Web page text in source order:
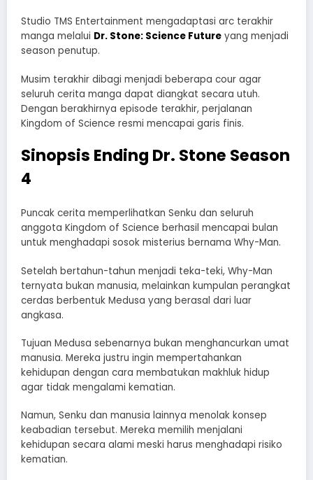
Studio TMS Entertainment mengadaptasi arc terakhir
manga melalui Dr. Stone: Science Future yang menjadi
season penutup.
Musim terakhir dibagi menjadi beberapa cour agar
seluruh cerita manga dapat diangkat secara utuh.
Dengan berakhirnya episode terakhir, perjalanan
Kingdom of Science resmi mencapai garis finis.
Sinopsis Ending Dr. Stone Season
4
Puncak cerita memperlihatkan Senku dan seluruh
anggota Kingdom of Science berhasil mencapai bulan
untuk menghadapi sosok misterius bernama Why-Man.
Setelah bertahun-tahun menjadi teka-teki, Why-Man
ternyata bukan manusia, melainkan kumpulan perangkat
cerdas berbentuk Medusa yang berasal dari luar
angkasa.
Tujuan Medusa sebenarnya bukan menghancurkan umat
manusia. Mereka justru ingin mempertahankan
kehidupan dengan cara membatukan makhluk hidup
agar tidak mengalami kematian.
Namun, Senku dan manusia lainnya menolak konsep
keabadian tersebut. Mereka memilih menjalani
kehidupan secara alami meski harus menghadapi risiko
kematian.